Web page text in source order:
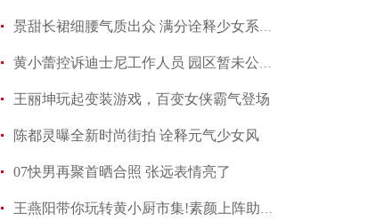
景甜长裙细腰气质出众 满分诠释少女系优雅
黄小蕾控诉迪士尼工作人员 园区暂未公开回应当事
王丽坤玩起变装游戏，百变女侠霸气登场
陈都灵曝全新时尚街拍 诠释元气少女风
07快男再聚首晒合照 张远表情亮了
王燕阳带你玩转黄小厨市集!素颜上阵助力嫣然天使